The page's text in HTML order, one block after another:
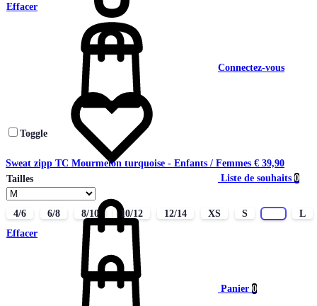
Connectez-vous
Liste de souhaits 0
Panier 0
Effacer
Toggle
Sweat zipp TC Mourmelon turquoise - Enfants / Femmes € 39,90
Tailles
4/6 6/8 8/10 10/12 12/14 XS S
L
Effacer